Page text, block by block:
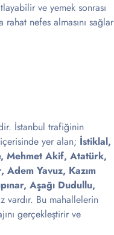
ve yemek sonrası
rahat nefes almasını sağlar
İstanbul trafiğinin
yer alan; İstiklal,
Mehmet Akif, Atatürk,
Adem Yavuz, Kazım
Aşağı Dudullu,
vardır. Bu mahallelerin
gerçekleştirir ve